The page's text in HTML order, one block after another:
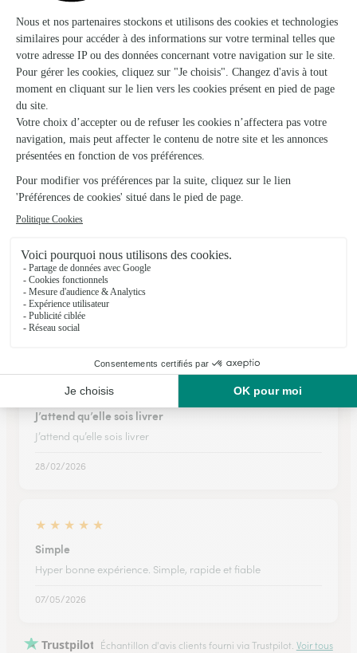
Ils ont fait livrer des fleurs ou une plante à
Amirat
★ ★ ★ ★ ★
Toujours de belles compositions et…
Toujours de belles compositions et livraison Toujours dans les
temps
07/05/2026
Pour une expérience encore plus…
Pour une expérience encore plus positive, merci d’envoyer la
photo du bouquet à celui ou celle qui l’a commandé..
22/07/2026
★ ★ ★
J’attend qu’elle sois livrer
J’attend qu’elle sois livrer
28/02/2026
★ ★ ★ ★ ★
Simple
Hyper bonne expérience. Simple, rapide et fiable
07/05/2026
Trustpilot Échantillon d'avis clients fourni via Trustpilot. Voir tous